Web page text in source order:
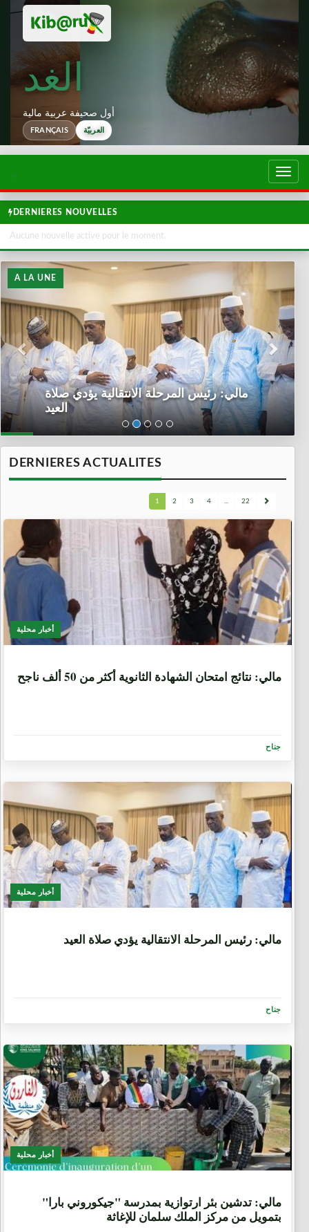
الغد
أول صحيفة عربية مالية
FRANÇAIS العربيّة
تبديل
DERNIERES NOUVELLES
Aucune nouvelle active pour le moment.
A LA UNE
مالي: رئيس المرحلة الانتقالية يؤدي صلاة
العيد
DERNIERES ACTUALITES
1 2 3 4 ... 22
أخبار محلية
مالي: نتائج امتحان الشهادة الثانوية أكثر من 50 ألف ناجح
جناح
أخبار محلية
مالي: رئيس المرحلة الانتقالية يؤدي صلاة العيد
جناح
أخبار محلية
​مالي: تدشين بئر ارتوازية بمدرسة "جيكوروني بارا"
بتمويل من مركز الملك سلمان للإغاثة